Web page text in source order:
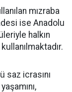
mızraba
ise Anadolu
halkın
saz icrasını